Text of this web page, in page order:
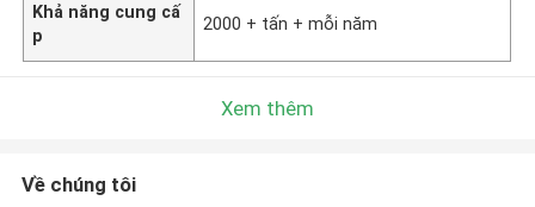
Khả năng cung cấ
p
2000 + tấn + mỗi năm
Xem thêm
Về chúng tôi